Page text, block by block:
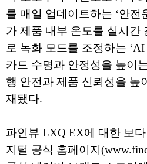
를 매일 업데이트하는 ‘안
가 제품 내부 온도를 실시간
로 녹화 모드를 조정하는
카드 수명과 안정성을 높이
행 안전과 제품 신뢰성을 높
재됐다.
파인뷰 LXQ EX에 대한 보
지털 공식 홈페이지